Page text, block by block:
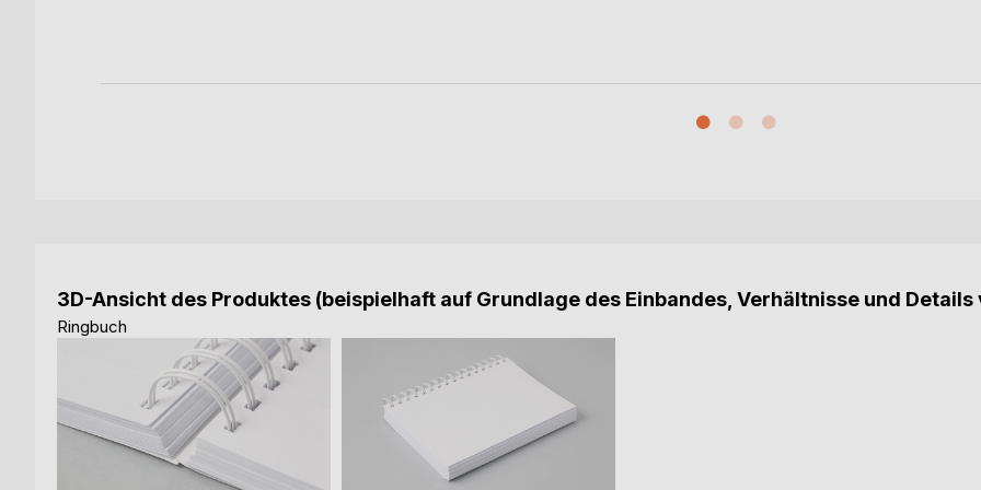
3D-Ansicht des Produktes (beispielhaft auf Grundlage des Einbandes, Verhältnisse und
Ringbuch